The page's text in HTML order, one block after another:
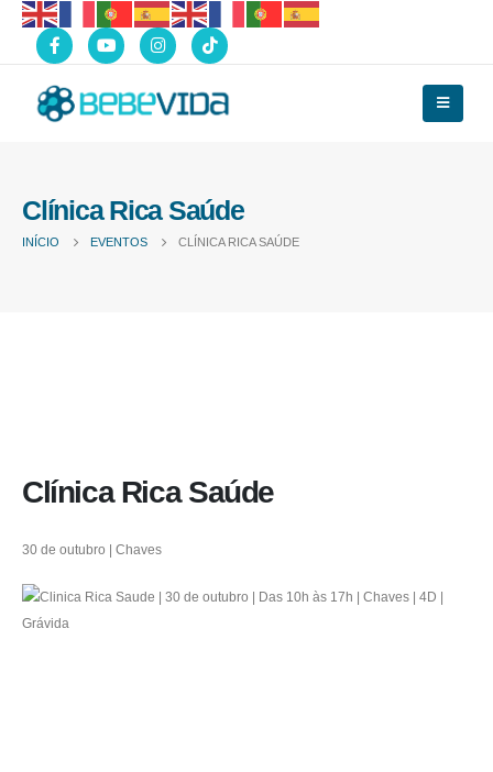
Clínica Rica Saúde
INÍCIO EVENTOS CLÍNICA RICA SAÚDE
Clínica Rica Saúde
30 de outubro | Chaves